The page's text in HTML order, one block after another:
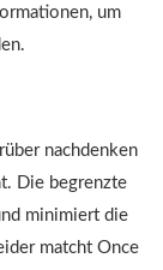
um
nachdenken
Die begrenzte
minimiert die
matcht Once